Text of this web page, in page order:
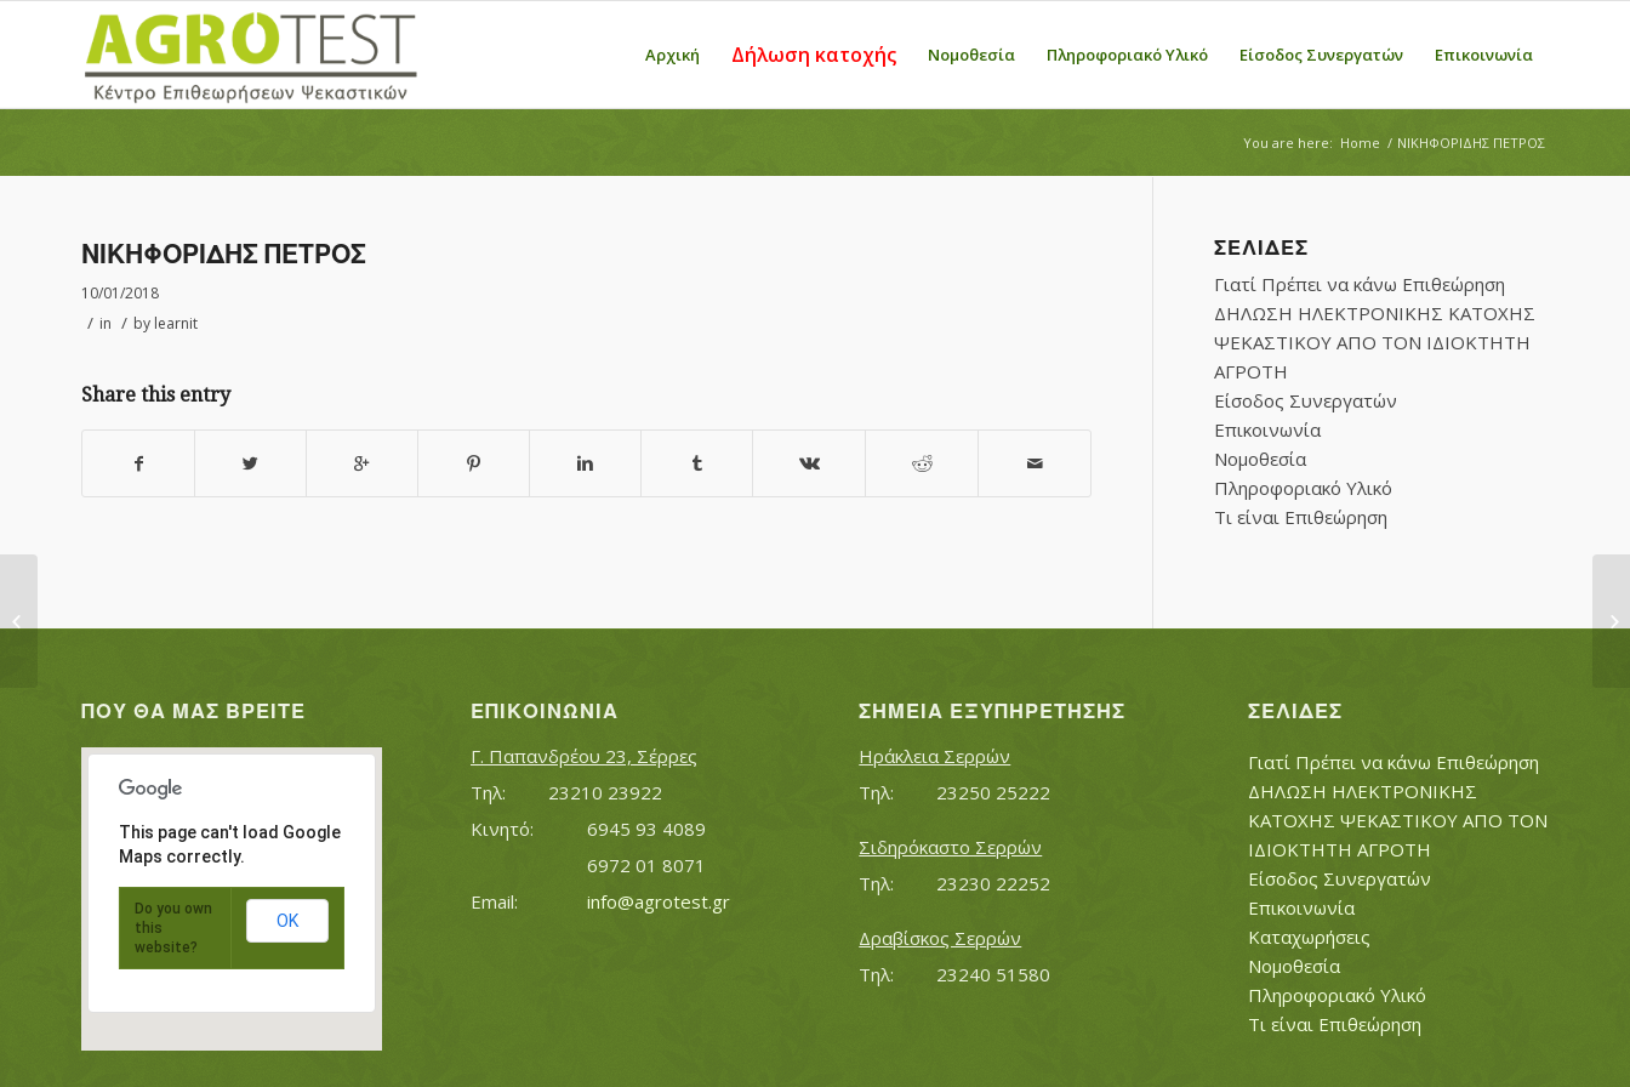
Αρχική Δήλωση κατοχής Νομοθεσία Πληροφοριακό Υλικό Είσοδος Συνεργατών Επικοινωνία
You are here: Home / ΝΙΚΗΦΟΡΙΔΗΣ ΠΕΤΡΟΣ
ΝΙΚΗΦΟΡΙΔΗΣ ΠΕΤΡΟΣ
10/01/2018
/ in / by learnit
Share this entry
ΣΕΛΊΔΕΣ
Γιατί Πρέπει να κάνω Επιθεώρηση
ΔΗΛΩΣΗ ΗΛΕΚΤΡΟΝΙΚΗΣ ΚΑΤΟΧΗΣ
ΨΕΚΑΣΤΙΚΟΥ ΑΠΟ ΤΟΝ ΙΔΙΟΚΤΗΤΗ
ΑΓΡΟΤΗ
Είσοδος Συνεργατών
Επικοινωνία
Νομοθεσία
Πληροφοριακό Υλικό
Τι είναι Επιθεώρηση
ΠΟΥ ΘΑ ΜΑΣ ΒΡΕΊΤΕ
This page can't load Google
Maps correctly.
Do you own
this
website?
OK
ΕΠΙΚΟΙΝΩΝΊΑ
Γ. Παπανδρέου 23, Σέρρες
Τηλ:		23210 23922
Κινητό:		6945 93 4089
			6972 01 8071
info@agrotest.gr
ΣΗΜΕΊΑ ΕΞΥΠΗΡΈΤΗΣΗΣ
Ηράκλεια Σερρών
Τηλ:		23250 25222
Σιδηρόκαστο Σερρών
Τηλ:		23230 22252
Δραβίσκος Σερρών
Τηλ:		23240 51580
ΣΕΛΊΔΕΣ
Γιατί Πρέπει να κάνω Επιθεώρηση
ΔΗΛΩΣΗ ΗΛΕΚΤΡΟΝΙΚΗΣ
ΚΑΤΟΧΗΣ ΨΕΚΑΣΤΙΚΟΥ ΑΠΟ ΤΟΝ
ΙΔΙΟΚΤΗΤΗ ΑΓΡΟΤΗ
Είσοδος Συνεργατών
Επικοινωνία
Καταχωρήσεις
Νομοθεσία
Πληροφοριακό Υλικό
Τι είναι Επιθεώρηση